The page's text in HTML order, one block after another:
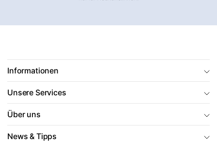
Informationen
Unsere Services
Über uns
News & Tipps